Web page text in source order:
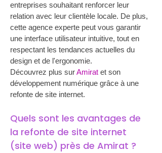
entreprises souhaitant renforcer leur
relation avec leur clientèle locale. De plus,
cette agence experte peut vous garantir
une interface utilisateur intuitive, tout en
respectant les tendances actuelles du
design et de l'ergonomie.
Découvrez plus sur Amirat et son
développement numérique grâce à une
refonte de site internet.
Quels sont les avantages de
la refonte de site internet
(site web) près de Amirat ?